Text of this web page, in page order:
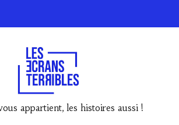
appartient, les histoires aussi !